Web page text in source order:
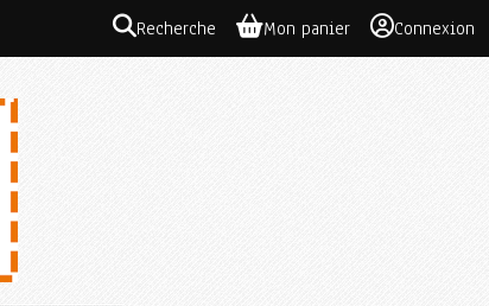
Recherche Mon panier Connexion